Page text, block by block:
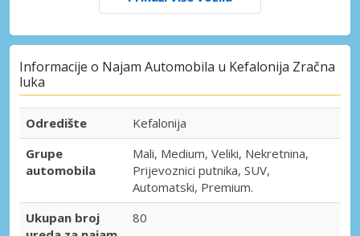
Informacije o Najam Automobila u Kefalonija Zračna
luka
Odredište
Kefalonija
Grupe
automobila
Mali, Medium, Veliki, Nekretnina,
Prijevoznici putnika, SUV,
Automatski, Premium.
Ukupan broj
80